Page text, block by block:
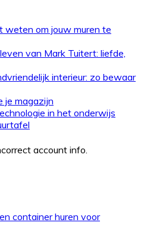
account info.